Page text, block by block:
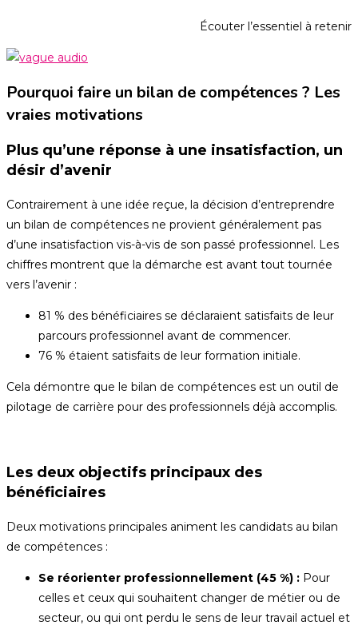
Écouter l’essentiel à retenir
Pourquoi faire un bilan de compétences ? Les
vraies motivations
Plus qu’une réponse à une insatisfaction, un
désir d’avenir
Contrairement à une idée reçue, la décision d’entreprendre
un bilan de compétences ne provient généralement pas
d’une insatisfaction vis-à-vis de son passé professionnel. Les
chiffres montrent que la démarche est avant tout tournée
vers l’avenir :
81 % des bénéficiaires se déclaraient satisfaits de leur
parcours professionnel avant de commencer.
76 % étaient satisfaits de leur formation initiale.
Cela démontre que le bilan de compétences est un outil de
pilotage de carrière pour des professionnels déjà accomplis.
Les deux objectifs principaux des
bénéficiaires
Deux motivations principales animent les candidats au bilan
de compétences :
Se réorienter professionnellement (45 %) : Pour
celles et ceux qui souhaitent changer de métier ou de
secteur, ou qui ont perdu le sens de leur travail actuel et